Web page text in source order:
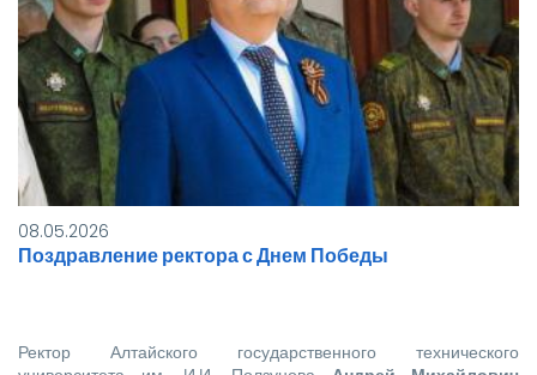
08.05.2026
Поздравление ректора с Днем Победы
Ректор Алтайского государственного технического